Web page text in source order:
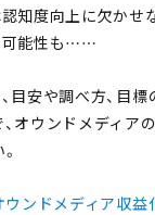
知度向上に欠かせ
可能性も……
目安や調べ方、目
オウンドメディア
ウンドメディア収